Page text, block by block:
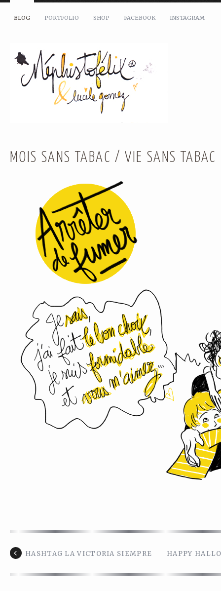
BLOG PORTFOLIO SHOP FACEBOOK INSTAGRAM
MOIS SANS TABAC / VIE SANS TABAC
HASHTAG LA VICTORIA SIEMPRE HAPPY